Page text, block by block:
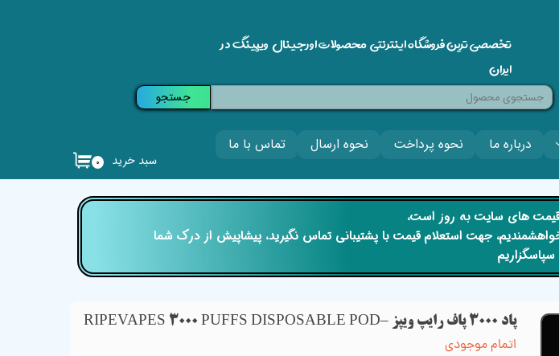
درباره ما نحوه پرداخت نحوه ارسال تماس با ما
۰ سبد خرید
تخصصی ترین فروشگاه اینترنتی محصولات اورجینال ویپینگ در
ایران
جستجو
پاد 3000 پاف رایپ ویپز –RIPEVAPES 3000 PUFFS DISPOSABLE POD
اتمام موجودی
های سایت به روز است،
جهت استعلام قیمت با پشتیبانی تماس نگیرید، پیشاپیش از درک شما
سپاسگزاریم